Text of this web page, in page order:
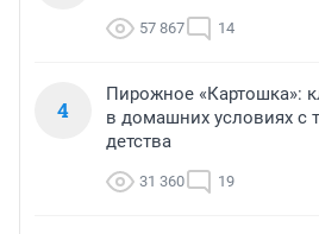
57 867 14
4
Пирожное «Картошка»:
в домашних условиях с
детства
31 360 19